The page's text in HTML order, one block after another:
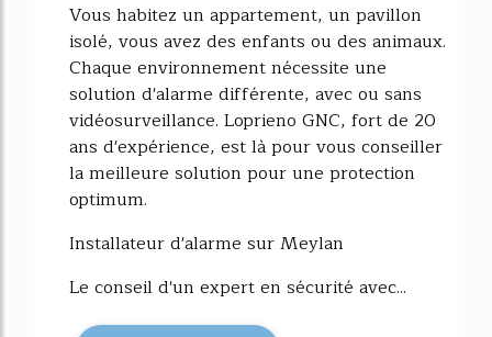
Vous habitez un appartement, un pavillon
isolé, vous avez des enfants ou des animaux.
Chaque environnement nécessite une
solution d'alarme différente, avec ou sans
vidéosurveillance. Loprieno GNC, fort de 20
ans d'expérience, est là pour vous conseiller
la meilleure solution pour une protection
optimum.
Installateur d'alarme sur Meylan
Le conseil d'un expert en sécurité avec...